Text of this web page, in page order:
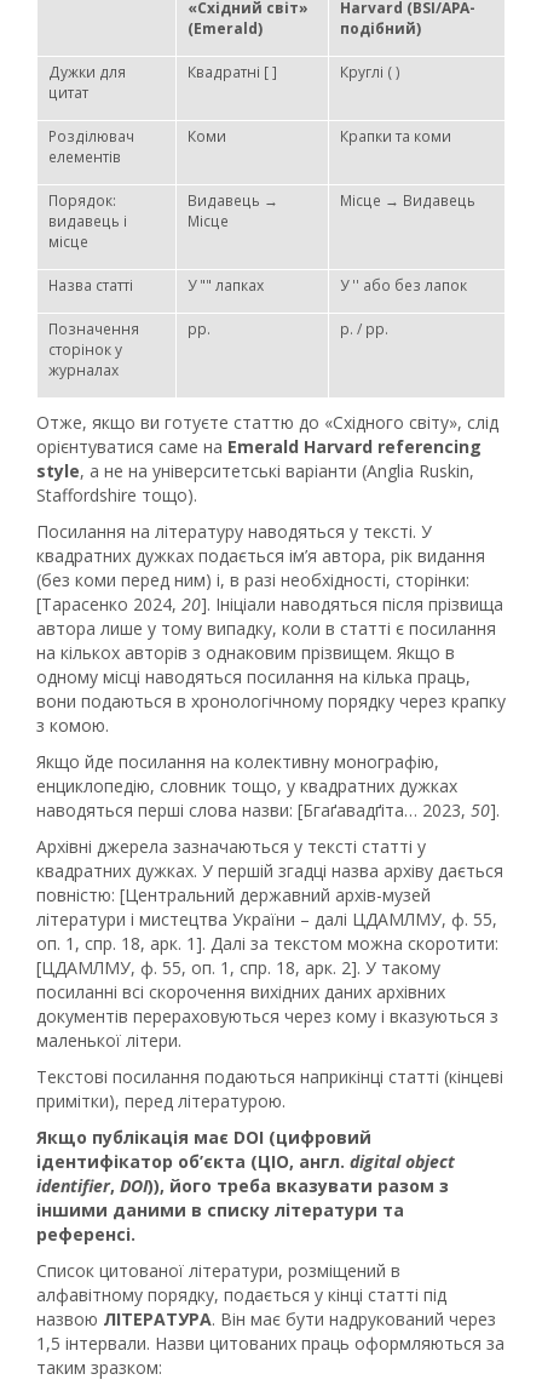
«Східний світ»
(Emerald)
Harvard (BSI/APA-
подібний)
Дужки для
цитат
Квадратні [ ] Круглі ( )
Розділювач
елементів
Коми Крапки та коми
Порядок:
видавець і
місце
Видавець →
Місце
Місце → Видавець
Назва статті У "" лапках У '' або без лапок
Позначення
сторінок у
журналах
pp. p. / pp.
Отже, якщо ви готуєте статтю до «Східного світу», слід
орієнтуватися саме на Emerald Harvard referencing
style, а не на університетські варіанти (Anglia Ruskin,
Staffordshire тощо).
Посилання на літературу наводяться у тексті. У
квадратних дужках подається ім’я автора, рік видання
(без коми перед ним) і, в разі необхідності, сторінки:
[Тарасенко 2024, 20]. Ініціали наводяться після прізвища
автора лише у тому випадку, коли в статті є посилання
на кількох авторів з однаковим прізвищем. Якщо в
одному місці наводяться посилання на кілька праць,
вони подаються в хронологічному порядку через крапку
з комою.
Якщо йде посилання на колективну монографію,
енциклопедію, словник тощо, у квадратних дужках
наводяться перші слова назви: [Бгаґавадґіта… 2023, 50].
Архівні джерела зазначаються у тексті статті у
квадратних дужках. У першій згадці назва архіву дається
повністю: [Центральний державний архів-музей
літератури і мистецтва України – далі ЦДАМЛМУ, ф. 55,
оп. 1, спр. 18, арк. 1]. Далі за текстом можна скоротити:
[ЦДАМЛМУ, ф. 55, оп. 1, спр. 18, арк. 2]. У такому
посиланні всі скорочення вихідних даних архівних
документів перераховуються через кому і вказуються з
маленької літери.
Текстові посилання подаються наприкінці статті (кінцеві
примітки), перед літературою.
Якщо публікація має DOI (цифровий
ідентифікатор об’єкта (ЦІО, англ. digital object
identifier, DOI)), його треба вказувати разом з
іншими даними в списку літератури та
референсі.
Список цитованої літератури, розміщений в
алфавітному порядку, подається у кінці статті під
назвою ЛІТЕРАТУРА. Він має бути надрукований через
1,5 інтервали. Назви цитованих праць оформляються за
таким зразком: